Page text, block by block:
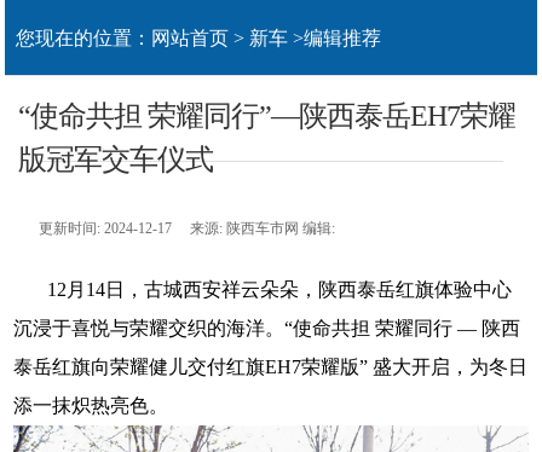
您现在的位置： 网站首页 > 新车 >编辑推荐
“使命共担 荣耀同行”—陕西泰岳EH7荣耀
版冠军交车仪式
更新时间: 2024-12-17 来源: 陕西车市网 编辑:
12 月 14日，古城西安祥云朵朵，陕西泰岳红旗体验中心
沉浸于喜悦与荣耀交织的海洋。“使命共担 荣耀同行 — 陕西
泰岳红旗向荣耀健儿交付红旗EH7荣耀版” 盛大开启，为冬日
添一抹炽热亮色。